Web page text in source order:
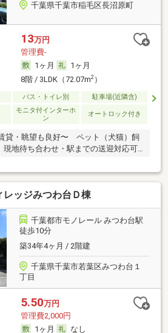
千葉県千葉市稲毛区長沼原町
13万円
管理費-
1ヶ月
1ヶ月
8階 / 3LDK（72.07m2）
バス・トイレ別 駐車場(近隣含)
モニタ付インターホ
ン
オートロック付き
貸・眺望も良好〜 ペット（犬猫）飼
地待ち合わせ・駅までの送迎対応可
レッジみつわ台Ｄ棟
千葉都市モノレール みつわ台駅
徒歩10分
築34年4ヶ月 / 2階建
千葉県千葉市若葉区みつわ台１
丁目
5.50万円
管理費2,000円
1ヶ月
なし